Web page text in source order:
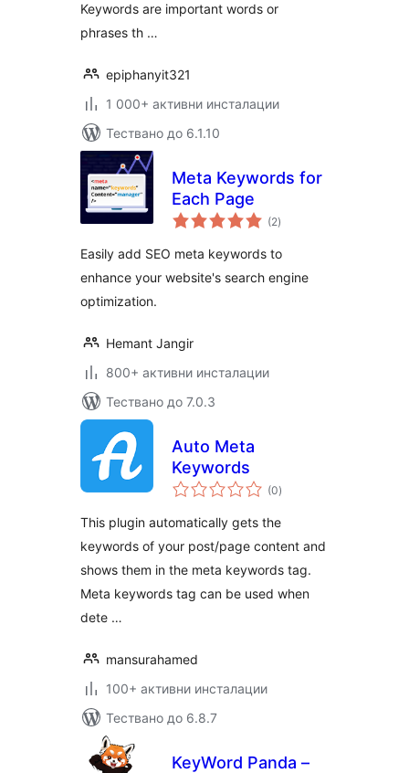
Keywords are important words or
phrases th …
epiphanyit321
1 000+ активни инсталации
Тествано до 6.1.10
Meta Keywords for
Each Page
(2общо
оценки
)
Easily add SEO meta keywords to
enhance your website's search engine
optimization.
Hemant Jangir
800+ активни инсталации
Тествано до 7.0.3
Auto Meta
Keywords
(0общо
оценки
)
This plugin automatically gets the
keywords of your post/page content and
shows them in the meta keywords tag.
Meta keywords tag can be used when
dete …
mansurahamed
100+ активни инсталации
Тествано до 6.8.7
KeyWord Panda –